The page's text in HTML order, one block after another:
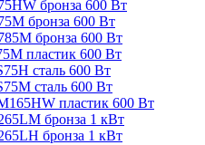
бронза 600 Вт
бронза 600 Вт
бронза 600 Вт
пластик 600 Вт
сталь 600 Вт
сталь 600 Вт
пластик 600 Вт
бронза 1 кВт
бронза 1 кВт